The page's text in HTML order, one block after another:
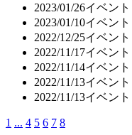
2023/01/26イベント
2023/01/10イベント
2022/12/25イベント
2022/11/17イベント
2022/11/14イベント
2022/11/13イベント
2022/11/13イベント
1 ... 4 5 6 7 8